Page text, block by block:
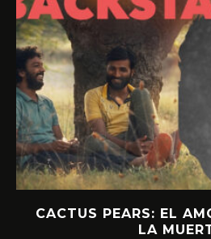
CACTUS PEARS: EL
LA